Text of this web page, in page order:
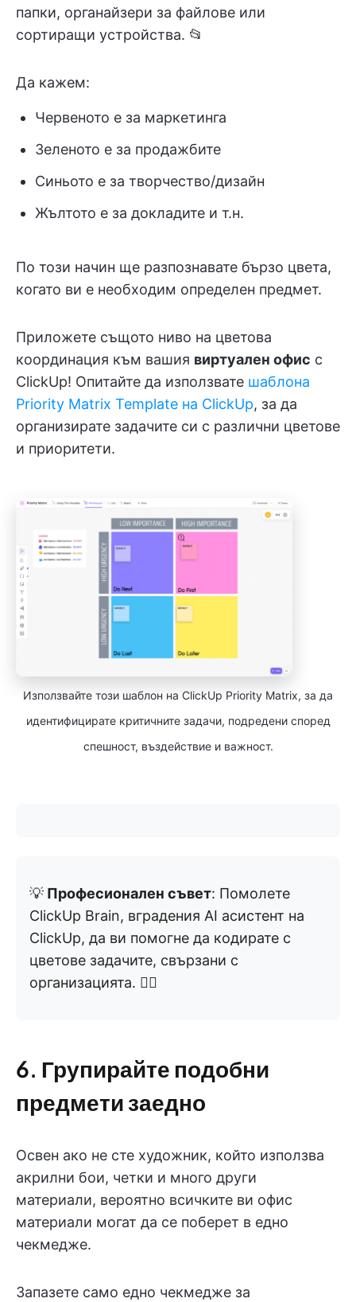
папки, органайзери за файлове или
сортиращи устройства. 📂
Да кажем:
Червеното е за маркетинга
Зеленото е за продажбите
Синьото е за творчество/дизайн
Жълтото е за докладите и т.н.
По този начин ще разпознавате бързо цвета,
когато ви е необходим определен предмет.
Приложете същото ниво на цветова
координация към вашия виртуален офис с
ClickUp! Опитайте да използвате шаблона
Priority Matrix Template на ClickUp, за да
организирате задачите си с различни цветове
и приоритети.
Използвайте този шаблон на ClickUp Priority Matrix, за да
идентифицирате критичните задачи, подредени според
спешност, въздействие и важност.
💡 Професионален съвет: Помолете
ClickUp Brain, вградения AI асистент на
ClickUp, да ви помогне да кодирате с
цветове задачите, свързани с
организацията. 👇🏼
6. Групирайте подобни
предмети заедно
Освен ако не сте художник, който използва
акрилни бои, четки и много други
материали, вероятно всичките ви офис
материали могат да се поберет в едно
чекмедже.
Запазете само едно чекмедже за